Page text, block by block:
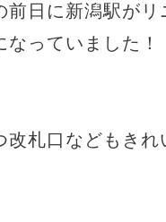
前日に新潟駅が
なっていました！
札口などもき